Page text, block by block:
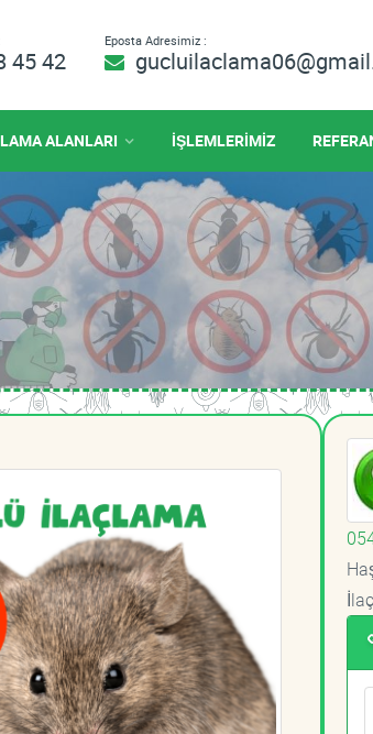
45 42
Eposta Adresimiz :
ALANLARI İŞLEMLERİMİZ